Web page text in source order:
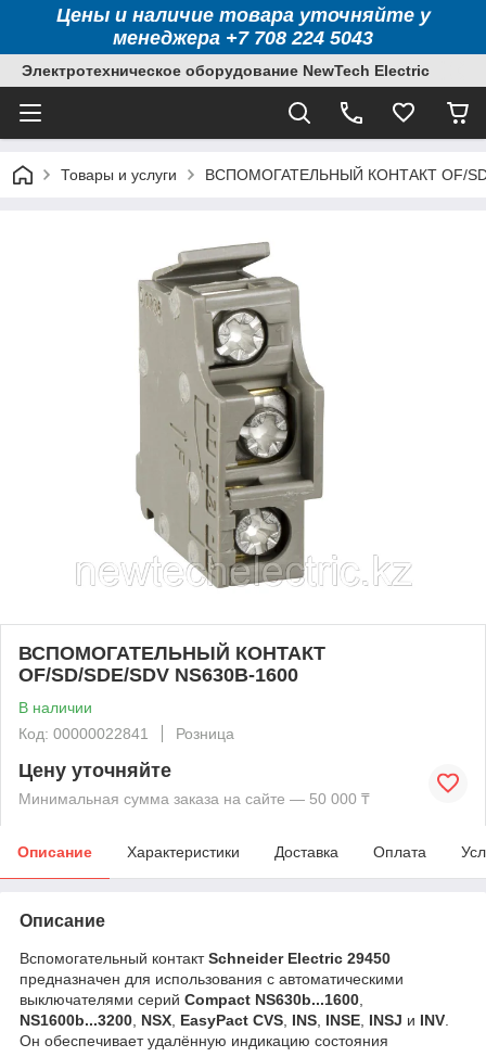
Цены и наличие товара уточняйте у
менеджера +7 708 224 5043
Электротехническое оборудование NewTech Electric
Товары и услуги ВСПОМОГАТЕЛЬНЫЙ КОНТАКТ OF/SD/
ВСПОМОГАТЕЛЬНЫЙ КОНТАКТ
OF/SD/SDE/SDV NS630B-1600
В наличии
Код: 00000022841
Розница
Цену уточняйте
Минимальная сумма заказа на сайте — 50 000 ₸
Описание Характеристики Доставка Оплата
Описание
Вспомогательный контактSchneider Electric 29450
предназначен для использования с автоматическими
выключателями серий Compact NS630b...1600
NS1600b...3200 NSX EasyPact CVS INS INSE INSJ и INV
Он обеспечивает удалённую индикацию состояния